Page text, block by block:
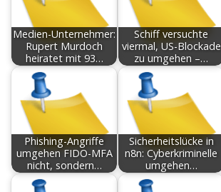
Medien-Unternehmer:
Rupert Murdoch
heiratet mit 93…
Schiff versuchte
viermal, US-Blockade
zu umgehen –…
Phishing-Angriffe
umgehen FIDO-MFA
nicht, sondern…
Sicherheitslücke in
n8n: Cyberkriminelle
umgehen…